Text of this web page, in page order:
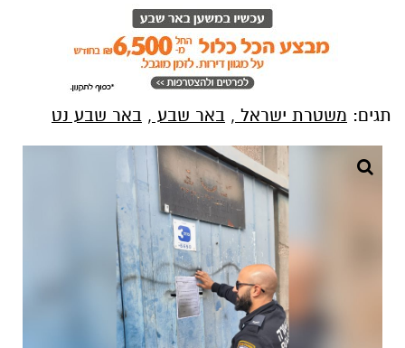
תגים: משטרת ישראל , באר שבע , באר שבע נט